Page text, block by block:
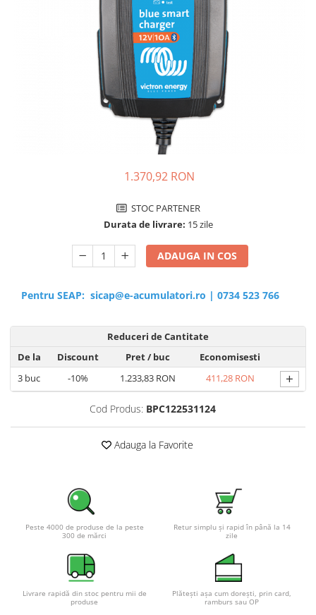
Sisteme de management (BMS)
Redresoare, incarcatoare si testere
Redresoare auto, moto, barci si
1.370,92 RON
STOC PARTENER
Durata de livrare: 15 zile
ADAUGA IN COS
Pentru SEAP: sicap@e-acumulatori.ro | 0734 523 766
Reduceri de Cantitate
De la
Discount Pret/ buc
Economisesti
3 buc -10% 1.233,83 RON 411,28 RON +
Cod Produs: BPC122531124
Adauga la Favorite
Peste 4000 de produse de la peste
300 de mărci
Retur simplu și rapid în până la 14
zile
Livrare rapidă din stoc pentru mii de
produse
Plătești așa cum dorești, prin card,
ramburs sau OP